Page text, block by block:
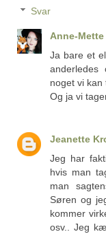
Svar
Anne-
Ja bare et
noget vi
Og ja vi
Jeanette
Jeg har
hvis man
man
Søren og
kommer
osv.. Jeg